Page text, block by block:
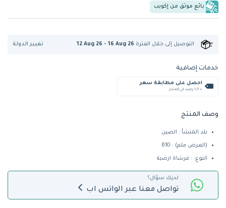
بائع موثق من إكويب
التوصيل إلى خلال الفترة 12 Aug 26 - 16 Aug 26 تغيير الدولة
خدمات إضافية
احصل على مطابقة سعر
+ %5 رصيد في المتجر
وصف المنتج
بلد المنشأ : الصين
(العرض ملم) : 610
النوع: : فرشاة ارضية
لديك سؤال؟
تواصل معنا عبر الواتس اب